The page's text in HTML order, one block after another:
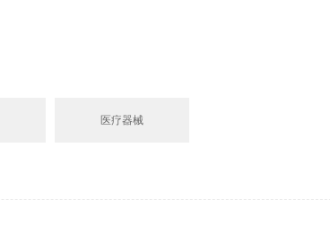
医疗器械